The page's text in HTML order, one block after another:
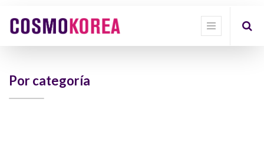
Por categoría
categories
options